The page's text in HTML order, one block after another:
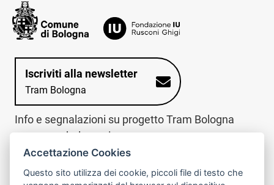
Iscriviti alla newsletter
Tram Bologna
Info e segnalazioni su progetto Tram Bologna
www.trambologna.it
trova infopoint sulla mappa interattiva
Trova l'infopoint
telefona al call center
Chiama il call
Accettazione Cookies
Questo sito utilizza dei cookie, piccoli file di testo che